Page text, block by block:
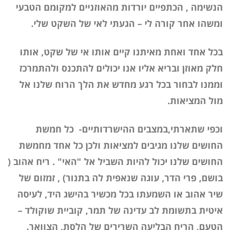
הנשימה , הכתפיים יורדות מהאוזניים למקומם הטבעי
ומשהו אחר קורה לי – הגעתי לאי של השקט שלי.
בכל אחד ואחת מאיתנו קיים אותו אי של שקט, אותו
חלק מאוזן ובריא אליו אנו יכולים להתכנס ולהתמרכז
וממנו לבחור בכל רגע מחדש את הלך הרוח שלנו אל
מול המציאות.
וכפי שתארתי,במצבים ההישרדותיים- כל חמשת
החושים שלנו מגיבים למציאות ולכן כל אחד מחמשת
החושים שלנו יכול להיות השביל אל "האי" . ריח אהוב (
בושם, פרי הדר, עוגה שנאפית לה בתנור) , זמזום של
שיר אהוב או השמעתו בכל מכשיר בהישג היד, לעיסה
איטית בתשומת לב עדינה של תמר, קוביית שוקולד –
הטעם, הריח הבליעה השרירים של הלסת, הצוואר.